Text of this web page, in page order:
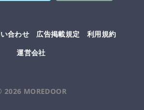
合わせ 広告掲載規定
利用規約
運営会社
2026 MOREDOOR